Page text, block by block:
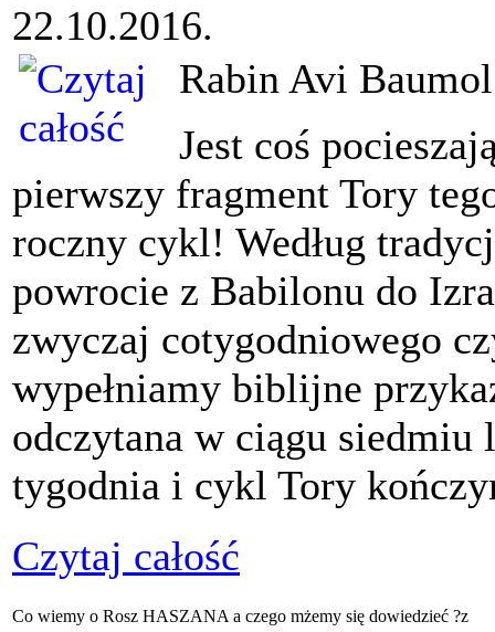
22.10.2016.
Rabin Avi
Jest coś
pierwszy fragment Tory
roczny cykl! Według
powrocie z Babilonu do
zwyczaj cotygodniowego
wypełniamy biblijne
odczytana w ciągu siedmiu
tygodnia i cykl Tory
Czytaj całość
Co wiemy o Rosz HASZANA a czego mżemy się dowiedzieć ?z